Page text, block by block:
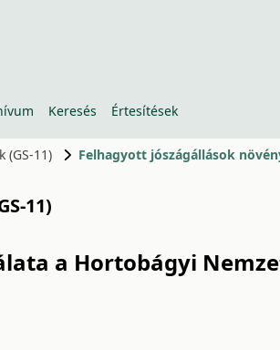
Keresés Értesítések
(GS-11) Felhagyott jószágállások
11)
a Hortobágyi